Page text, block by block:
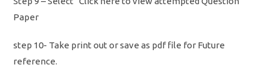
Paper
step 10- Take print out or save as pdf file for Future
reference.